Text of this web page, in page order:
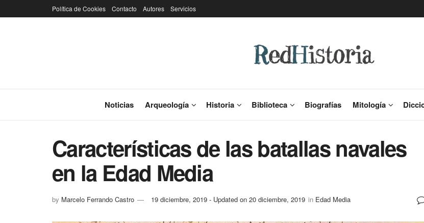
Política de Cookies Contacto Autores Servicios
Noticias Arqueología Historia Biblioteca Biografías Mitología
Características de las batallas navales
en la Edad Media
by Marcelo Ferrando Castro 19 diciembre, 2019 - Updated on 20 diciembre, 2019 in Edad Media